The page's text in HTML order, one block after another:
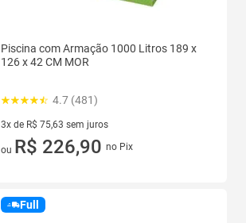
Piscina com Armação 1000 Litros 189 x
126 x 42 CM MOR
4.7 (481)
3x de R$ 75,63 sem juros
3 vez de R$ 75,63 sem juros
ou R$ 226,90 no Pix
Full